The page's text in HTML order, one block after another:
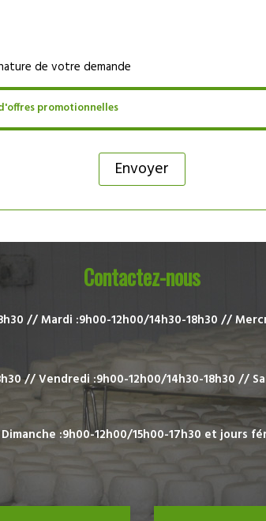
de votre demande
promotionnelles
Contactez-nous
//Mardi :9h00-12h00/14h30-18h30 //
//Vendredi :9h00-12h00/14h30-18h30 //
Dimanche :9h00-12h00/15h00-17h30 et jours